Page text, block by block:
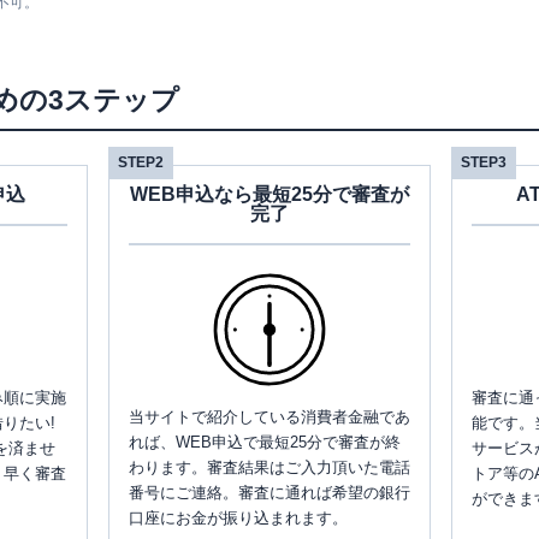
の3ステップ
込
に実施
たい!
済ませ
く審査
STEP2
WEB申込なら最短25分で審査が
完了
当サイトで紹介している消費者金融であ
れば、WEB申込で最短25分で審査が終
わります。審査結果はご入力頂いた電話
番号にご連絡。審査に通れば希望の銀行
口座にお金が振り込まれます。
STEP3
審査に通
能です。
サービス
トア等
ができま